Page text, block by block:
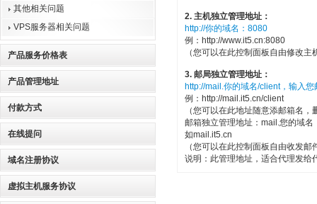
其他相关问题
VPS服务器相关问题
产品服务价格表
产品管理地址
付款方式
在线提问
域名注册协议
虚拟主机服务协议
2. 主机独立管理地址：
http://你的域名：8080
例：http://www.it5.cn:8080
（您可以在此控制面板自由修改
3. 邮局独立管理地址：
http://mail.你的域名/client，输入
例：http://mail.it5.cn/client
（您可以在此地址随意添邮箱名
邮箱独立管理地址：mail.您的域
如mail.it5.cn
（您可以在此控制面板自由收发
说明：此管理地址，适合代理发给